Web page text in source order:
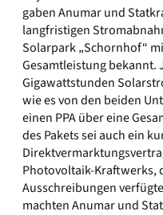
gaben Anumar und
langfristigen
Solarpark „Schornhof“
Gesamtleistung bekannt.
Gigawattstunden
wie es von den beiden
einen PPA über eine
des Pakets sei auch ein
Photovoltaik-Kraftwerks,
Ausschreibungen
machten Anumar und